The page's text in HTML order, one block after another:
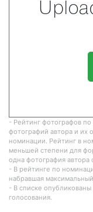
- Рейтинг фотографов
фотографий автора и их
номинации. Рейтинг в
меньшей степени для
одна фотография
- В рейтинге по
набравшая
- В списке
голосования.